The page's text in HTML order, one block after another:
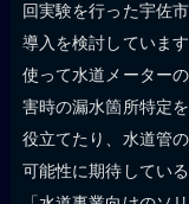
回実験を行った宇佐
導入を検討していま
使って水道メーター
害時の漏水箇所特定
役立てたり、水道管
可能性に期待している